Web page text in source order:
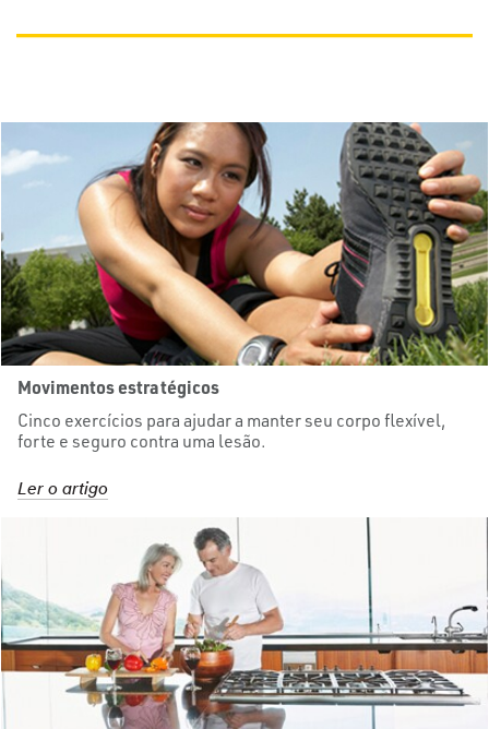
Movimentos estratégicos
Cinco exercícios para ajudar a manter seu corpo flexível,
forte e seguro contra uma lesão.
Ler o artigo